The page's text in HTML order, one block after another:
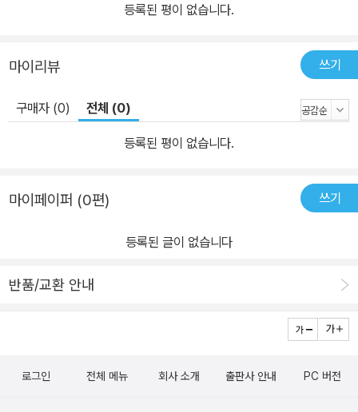
등록된 평이 없습니다.
마이리뷰 쓰기
구매자 (0) 전체 (0)
등록된 평이 없습니다.
마이페이퍼 (0편) 쓰기
등록된 글이 없습니다
반품/교환 안내
로그인 전체 메뉴 회사 소개 출판사 안내 PC 버전